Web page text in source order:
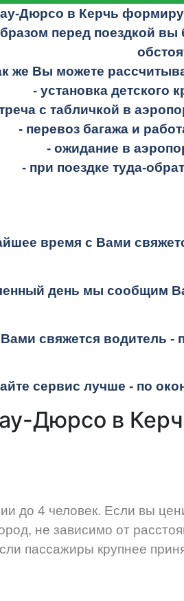
Дюрсо в Керчь
перед поездкой
же Вы можете
- установка детского
с табличкой в
- перевоз багажа и
- ожидание в
- при поездке туда-
время с Вами
день мы сообщим
свяжется водитель -
сервис лучше - по
Дюрсо в
до 4 человек. Если вы
не зависимо от
пассажиры крупнее